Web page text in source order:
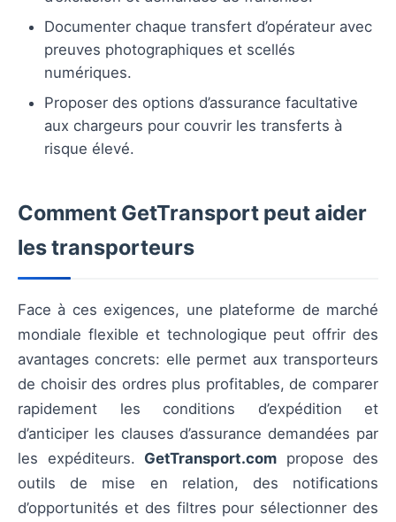
Documenter chaque transfert d’opérateur avec
preuves photographiques et scellés
numériques.
Proposer des options d’assurance facultative
aux chargeurs pour couvrir les transferts à
risque élevé.
Comment GetTransport peut aider
les transporteurs
Face à ces exigences, une plateforme de marché
mondiale flexible et technologique peut offrir des
avantages concrets: elle permet aux transporteurs
de choisir des ordres plus profitables, de comparer
rapidement les conditions d’expédition et
d’anticiper les clauses d’assurance demandées par
les expéditeurs. GetTransport.com propose des
outils de mise en relation, des notifications
d’opportunités et des filtres pour sélectionner des